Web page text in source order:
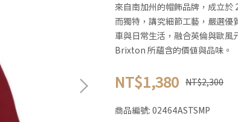
來自南加州的帽飾品牌，成立於
而獨特，講究細節工藝，嚴選
車與日常生活，融合英倫與歐
Brixton 所蘊含的價值與品味。
NT$1,380 NT$2,300
商品編號: 02464ASTSMP